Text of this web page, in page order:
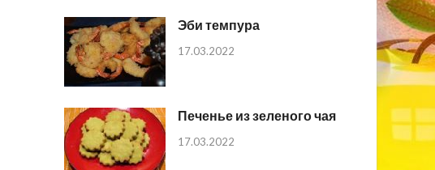
Эби темпура
17.03.2022
Печенье из зеленого чая
17.03.2022